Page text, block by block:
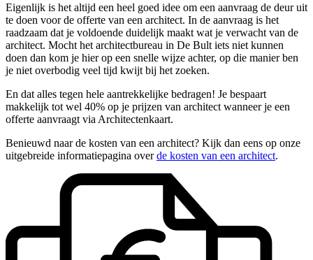
Eigenlijk is het altijd een heel goed idee om een aanvraag de deur uit
te doen voor de offerte van een architect. In de aanvraag is het
raadzaam dat je voldoende duidelijk maakt wat je verwacht van de
architect. Mocht het architectbureau in De Bult iets niet kunnen
doen dan kom je hier op een snelle wijze achter, op die manier ben
je niet overbodig veel tijd kwijt bij het zoeken.
En dat alles tegen hele aantrekkelijke bedragen! Je bespaart
makkelijk tot wel 40% op je prijzen van architect wanneer je een
offerte aanvraagt via Architectenkaart.
Benieuwd naar de kosten van een architect? Kijk dan eens op onze
uitgebreide informatiepagina overde kosten van een architect.